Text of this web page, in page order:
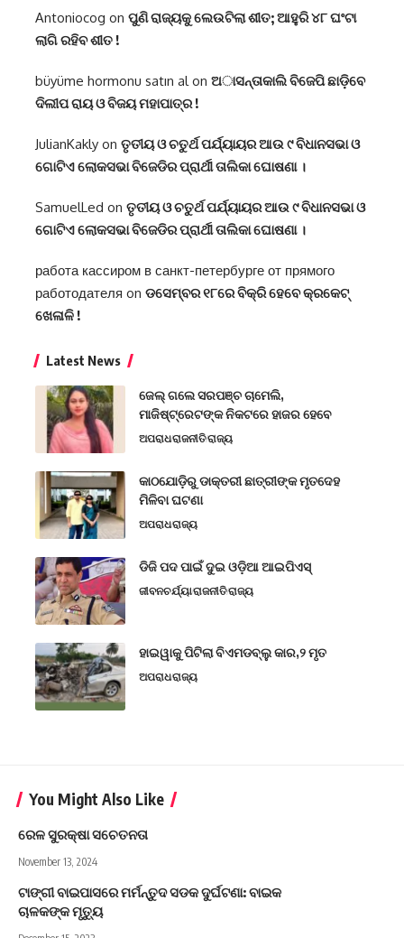
Antoniocog on ପୁଣି ରାଜ୍ୟକୁ ଲେଉଟିଲା ଶୀତ; ଆହୁରି ୪୮ ଘଂଟା
ଲାଗି ରହିବ ଶୀତ !
büyüme hormonu satın alon ଅାସନ୍ତାକାଲି ବିଜେପି ଛାଡ଼ିବେ
ଦିଲୀପ ରାୟ ଓ ବିଜୟ ମହାପାତ୍ର !
JulianKakly on ତୃତୀୟ ଓ ଚତୁର୍ଥ ପର୍ଯ୍ୟାୟର ଆଉ ୯ ବିଧାନସଭା ଓ
ଗୋଟିଏ ଲୋକସଭା ବିଜେଡିର ପ୍ରାର୍ଥୀ ତାଲିକା ଘୋଷଣା ।
SamuelLed on ତୃତୀୟ ଓ ଚତୁର୍ଥ ପର୍ଯ୍ୟାୟର ଆଉ ୯ ବିଧାନସଭା ଓ
ଗୋଟିଏ ଲୋକସଭା ବିଜେଡିର ପ୍ରାର୍ଥୀ ତାଲିକା ଘୋଷଣା ।
работа кассиром в санкт-петербурге от прямого
работодателя on ଡସେମ୍ବର ୧୮ରେ ବିକ୍ରି ହେବେ କ୍ରକେଟ୍
ଖେଳାଳି !
Latest News
ଜେଲ୍ ଗଲେ ସରପଞ୍ଚ ଚାମେଲି,
ମାଜିଷ୍ଟ୍ରେଟଙ୍କ ନିକଟରେ ହାଜର ହେବେ
ଅପରାଧରାଜନୀତିରାଜ୍ୟ
କାଠଯୋଡ଼ିରୁ ଡାକ୍ତରୀ ଛାତ୍ରୀଙ୍କ ମୃତଦେହ
ମିଳିବା ଘଟଣା
ଅପରାଧରାଜ୍ୟ
ଡିଜି ପଦ ପାଇଁ ଦୁଇ ଓଡ଼ିଆ ଆଇପିଏସ୍
ଜୀବନଚର୍ଯ୍ୟାରାଜନୀତିରାଜ୍ୟ
ହାଇୱାକୁ ପିଟିଲା ବିଏମଡବ୍ଲୁ କାର,୨ ମୃତ
ଅପରାଧରାଜ୍ୟ
You Might Also Like
ରେଳ ସୁରକ୍ଷା ସଚେତନତା
November 13, 2024
ଟାଙ୍ଗୀ ବାଇପାସରେ ମର୍ମନ୍ତୁଦ ସଡକ ଦୁର୍ଘଟଣା: ବାଇକ
ଚାଳକଙ୍କ ମୃତ୍ୟୁ